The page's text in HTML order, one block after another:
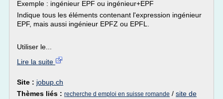
Exemple : ingénieur EPF ou ingénieur+EPF
Indique tous les éléments contenant l'expression ingénieur
EPF, mais aussi ingénieur EPFZ ou EPFL.
Utiliser le...
Lire la suite
Site : jobup.ch
Thèmes liés : recherche d emploi en suisse romande / site de